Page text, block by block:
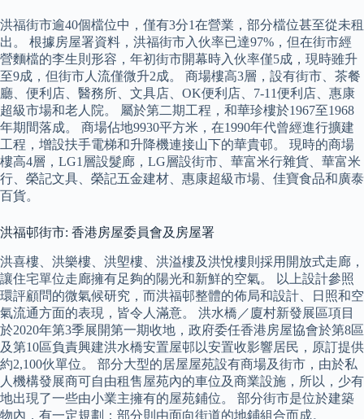
洪福街市逾40個檔位中，僅有3分1在營業，部分檔位甚至從未租
出。 根據房屋署資料，洪福街市入伙率已達97%，但在街市經
營麵檔的李生則形容，年初街市開幕時入伙率僅5成，現時雖升
至9成，但街市人流僅微升2成。 商場樓高3層，設有街市、茶餐
廳、便利店、醫務所、文具店、OK便利店、7-11便利店、惠康
超級市場和老人院。 屬於第二期工程，和華珍樓於1967至1968
年期間落成。 商場佔地9930平方米，在1990年代曾經進行擴建
工程，增設扶手電梯和升降機連接山下的華貴邨。 現時的商場
樓高4層，LG1層設髮廊，LG層設街市、華富米行雜貨、華富米
行、榮記文具、榮記五金建材、惠康超級市場、佳寶食品和廣泰
百貨。
洪福邨街市: 香港房屋委員會及房屋署
洪喜樓、洪樂樓、洪塱樓、洪溢樓及洪悅樓則採用開放式走廊，
讓住宅單位走廊擁有足夠的陽光和新鮮的空氣。 以上設計參照
環評顧問的微氣候研究，而洪福邨整體的佈局和設計、日照和空
氣流通方面的表現，皆令人滿意。 洪水橋／廈村新發展區項目
於2020年第3季展開第一期收地，政府委任香港房屋協會於第8區
及第10區負責興建洪水橋安置屋邨以安置收影響居民，原訂提供
約2,100伙單位。 部分大型的居屋屋苑設有商場及街市，由於私
人機構發展商可自由租售屋苑內的車位及商業設施，所以，少有
地出現了一些由小業主擁有的屋苑鋪位。 部分街市是位於建築
物內，有一定規劃；部分則由面向街道的地鋪組合而成。